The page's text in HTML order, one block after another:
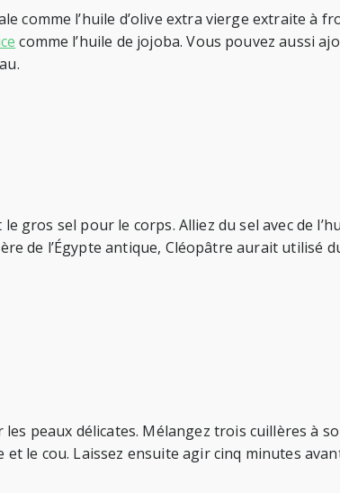
comme l’huile d’olive extra vierge extraite à
comme l’huile de jojoba. Vous pouvez aussi
gros sel pour le corps. Alliez du sel avec de
de l’Égypte antique, Cléopâtre aurait utilisé
peaux délicates. Mélangez trois cuillères à
le cou. Laissez ensuite agir cinq minutes